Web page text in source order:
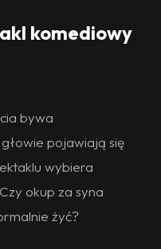
komediowy
bywa
pojawiają się
wybiera
okup za syna
żyć?